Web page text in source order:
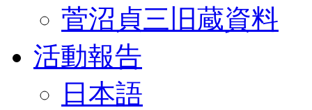
菅沼貞三旧蔵資料
活動報告
日本語